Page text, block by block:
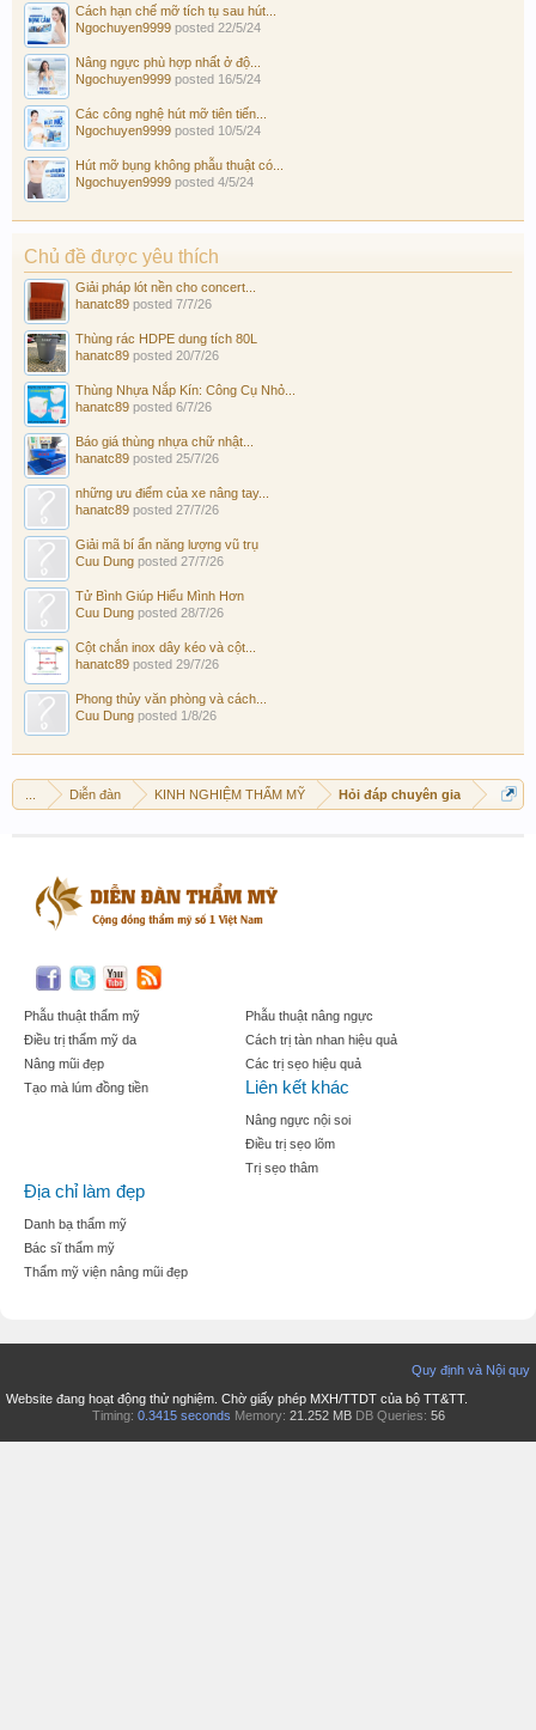
Cách hạn chế mỡ tích tụ sau hút...
Ngochuyen9999 posted 22/5/24
Nâng ngực phù hợp nhất ở độ...
Ngochuyen9999 posted 16/5/24
Các công nghệ hút mỡ tiên tiến...
Ngochuyen9999 posted 10/5/24
Hút mỡ bụng không phẫu thuật có...
Ngochuyen9999 posted 4/5/24
Chủ đề được yêu thích
Giải pháp lót nền cho concert...
hanatc89 posted 7/7/26
Thùng rác HDPE dung tích 80L
hanatc89 posted 20/7/26
Thùng Nhựa Nắp Kín: Công Cụ Nhỏ...
hanatc89 posted 6/7/26
Báo giá thùng nhựa chữ nhật...
hanatc89 posted 25/7/26
những ưu điểm của xe nâng tay...
hanatc89 posted 27/7/26
Giải mã bí ẩn năng lượng vũ trụ
Cuu Dung posted 27/7/26
Tử Bình Giúp Hiểu Mình Hơn
Cuu Dung posted 28/7/26
Cột chắn inox dây kéo và cột...
hanatc89 posted 29/7/26
Phong thủy văn phòng và cách...
Cuu Dung posted 1/8/26
Diễn đàn KINH NGHIỆM THẨM MỸ Hỏi đáp chuyên gia
Phẫu thuật thẩm mỹ
Điều trị thẩm mỹ da
Nâng mũi đẹp
Tạo mà lúm đồng tiền
Phẫu thuật nâng ngực
Cách trị tàn nhan hiệu quả
Các trị sẹo hiệu quả
Liên kết khác
Nâng ngực nội soi
Điều trị sẹo lõm
Trị sẹo thâm
Địa chỉ làm đẹp
Danh bạ thẩm mỹ
Bác sĩ thẩm mỹ
Thẩm mỹ viện nâng mũi đẹp
Quy định và Nội quy
Website đang hoạt động thử nghiệm. Chờ giấy phép MXH/TTDT của bộ TT&TT.
Timing: 0.3415 seconds Memory: 21.252 MB DB Queries: 56